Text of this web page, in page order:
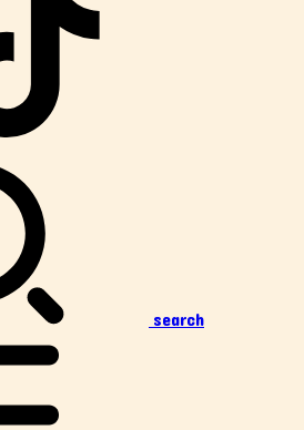
search